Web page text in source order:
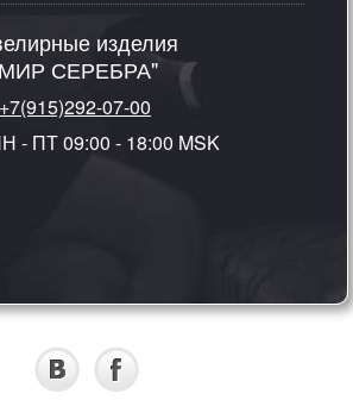
изделия
СЕРЕБРА"
+7(915)292-07-00
- ПТ 09:00 - 18:00 MSK